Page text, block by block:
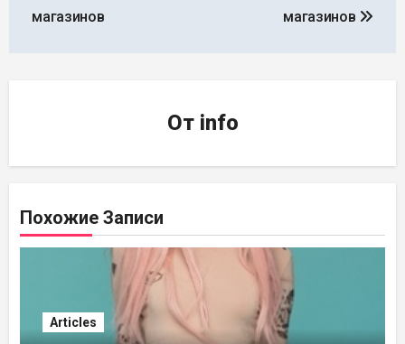
магазинов
магазинов
От info
Похожие Записи
Articles